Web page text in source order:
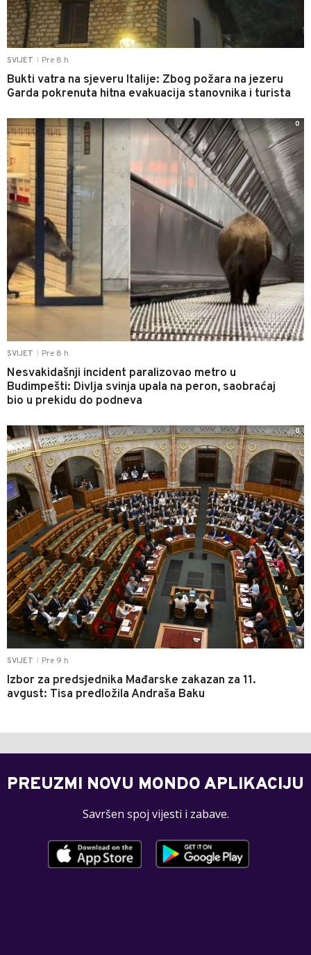
SVIJET Pre 8 h
Bukti vatra na sjeveru Italije: Zbog požara na jezeru
Garda pokrenuta hitna evakuacija stanovnika i turista
SVIJET Pre 8 h
Nesvakidašnji incident paralizovao metro u
Budimpešti: Divlja svinja upala na peron, saobraćaj
bio u prekidu do podneva
0
SVIJET Pre 9 h
Izbor za predsjednika Mađarske zakazan za 11.
avgust: Tisa predložila Andraša Baku
0
PREUZMI NOVU MONDO APLIKACIJU
Savršen spoj vijesti i zabave.